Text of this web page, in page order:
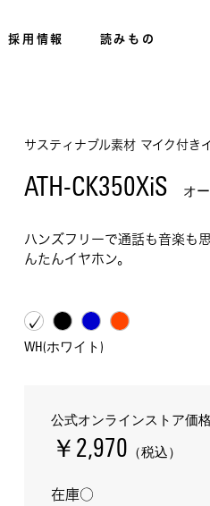
採用情報 読みもの
サスティナブル素材 マイク付き
ATH-CK350XiS オ
ハンズフリーで通話も音楽も
んたんイヤホン。
WH(ホワイト)
公式オンラインストア価格
￥2,970 （税込）
在庫○